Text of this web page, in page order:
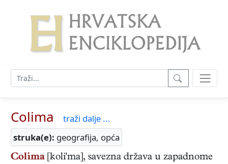
Colima
traži dalje ...
struka(e): geografija, opća
Colima [koli'ma], savezna država u zapadnome